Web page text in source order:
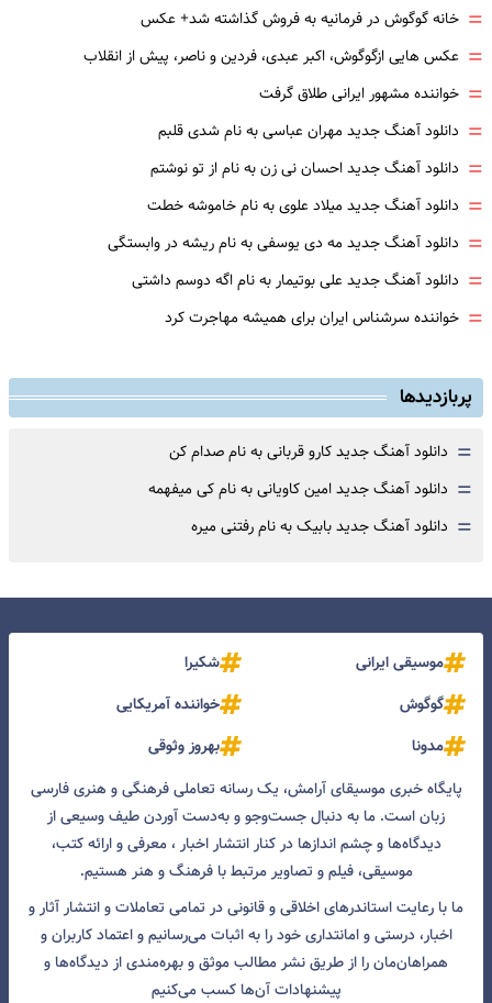
= خانه گوگوش در فرمانیه به فروش گذاشته شد+ عکس
= عکس هایی ازگوگوش، اکبر عبدی، فردین و ناصر، پیش از انقلاب
= خواننده مشهور ایرانی طلاق گرفت
= دانلود آهنگ جدید مهران عباسی به نام شدی قلبم
= دانلود آهنگ جدید احسان نی زن به نام از تو نوشتم
= دانلود آهنگ جدید میلاد علوی به نام خاموشه خطت
= دانلود آهنگ جدید مه دی یوسفی به نام ریشه در وابستگی
= دانلود آهنگ جدید علی بوتیمار به نام اگه دوسم داشتی
= خواننده سرشناس ایران برای همیشه مهاجرت کرد
پربازدیدها
= دانلود آهنگ جدید کارو قربانی به نام صدام کن
= دانلود آهنگ جدید امین کاویانی به نام کی میفهمه
= دانلود آهنگ جدید بابیک به نام رفتنی میره
موسیقی ایرانی
شکیرا
گوگوش
خواننده آمریکایی
مدونا
بهروز وثوقی
پایگاه خبری موسیقای آرامش، یک رسانه تعاملی فرهنگی و هنری فارسی
زبان است. ما به دنبال جست‌و‌جو و به‌دست آوردن طیف وسیعی از
دیدگاه‌ها و چشم انداز‌ها در کنار انتشار اخبار ، معرفی و ارائه کتب،
موسیقی، فیلم و تصاویر مرتبط با فرهنگ و هنر هستیم.
ما با رعایت استاندرهای اخلاقی و قانونی در تمامی تعاملات و انتشار آثار و
اخبار، درستی و امانتداری خود را به اثبات می‌رسانیم و اعتماد کاربران و
همراهان‌مان را از طریق نشر مطالب موثق و بهره‌مندی از دیدگاه‌ها و
پیشنهادات آن‌ها کسب می‌کنیم